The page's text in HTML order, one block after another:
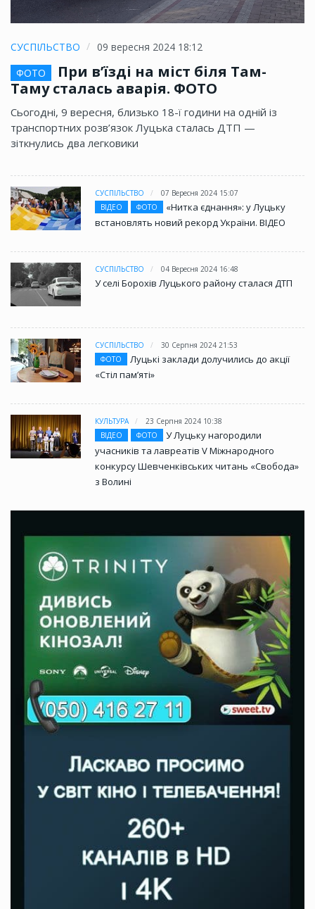
СУСПІЛЬСТВО
09 вересня 2024 18:12
ФОТО
При в’їзді на міст біля Там-
Таму сталась аварія. ФОТО
Сьогодні, 9 вересня, близько 18-ї години на одній із
транспортних розв’язок Луцька сталась ДТП —
зіткнулись два легковики
СУСПІЛЬСТВО
07 Вересня 2024 15:07
ВІДЕО
ФОТО
«Нитка єднання»: у Луцьку
встановлять новий рекорд України. ВІДЕО
СУСПІЛЬСТВО 04 Вересня 2024 16:48
У селі Борохів Луцького району сталася ДТП
СУСПІЛЬСТВО
30 Серпня 2024 21:53
ФОТО
Луцькі заклади долучились до акції
«Стіл памʼяті»
КУЛЬТУРА
23 Серпня 2024 10:38
ВІДЕО
ФОТО
У Луцьку нагородили
учасників та лавреатів V Міжнародного
конкурсу Шевченківських читань «Свобода»
з Волині